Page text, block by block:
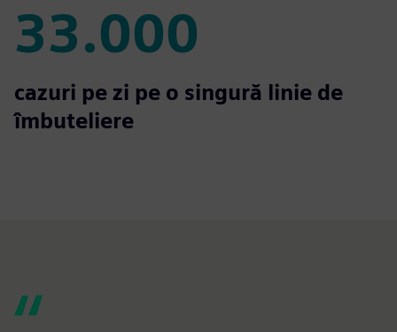
33.000
33.000
cazuri pe zi pe o singură linie de
îmbuteliere